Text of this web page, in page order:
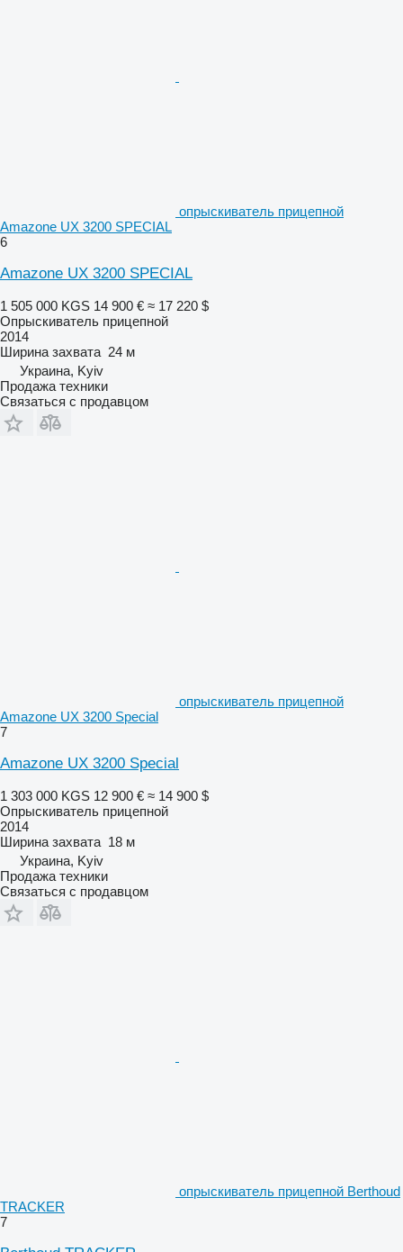
опрыскиватель прицепной
Amazone UX 3200 SPECIAL
6
Amazone UX 3200 SPECIAL
1 505 000 KGS 14 900 € ≈ 17 220 $
Опрыскиватель прицепной
2014
Ширина захвата 24 м
Украина, Kyiv
Продажа техники
Связаться с продавцом
опрыскиватель прицепной
Amazone UX 3200 Special
7
Amazone UX 3200 Special
1 303 000 KGS 12 900 € ≈ 14 900 $
Опрыскиватель прицепной
2014
Ширина захвата 18 м
Украина, Kyiv
Продажа техники
Связаться с продавцом
опрыскиватель прицепной Berthoud
TRACKER
7